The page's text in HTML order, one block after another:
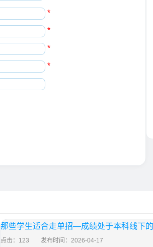
*
*
*
*
那些学生适合走单招—成绩处于本科线下
点击：123 发布时间：2026-04-17